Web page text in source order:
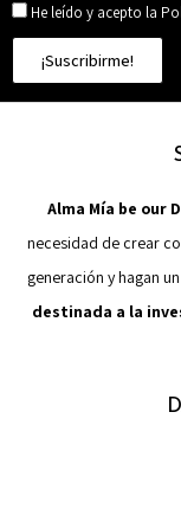
He leído y acepto la
¡Suscribirme!
Alma Mía be our
necesidad de crear
generación y hagan
destinada a la